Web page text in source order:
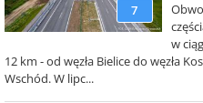
7
w
12 km - od węzła Bielice do węzła
Wschód. W lipc...